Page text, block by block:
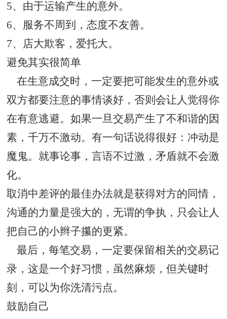
5、由于运输产生的意外。
6、服务不周到，态度不友善。
7、店大欺客，爱托大。
避免其实很简单
在生意成交时，一定要把可能发生的意外或
双方都要注意的事情谈好，否则会让人觉得你
在有意逃避。如果一旦交易产生了不和谐的因
素，千万不激动。有一句话说得很好：冲动是
魔鬼。就事论事，言语不过激，矛盾就不会激
化。
取消中差评的最佳办法就是获得对方的同情，
沟通的力量是强大的，无谓的争执，只会让人
把自己的小辫子攥的更紧。
最后，每笔交易，一定要保留相关的交易记
录，这是一个好习惯，虽然麻烦，但关键时
刻，可以为你洗清污点。
鼓励自己